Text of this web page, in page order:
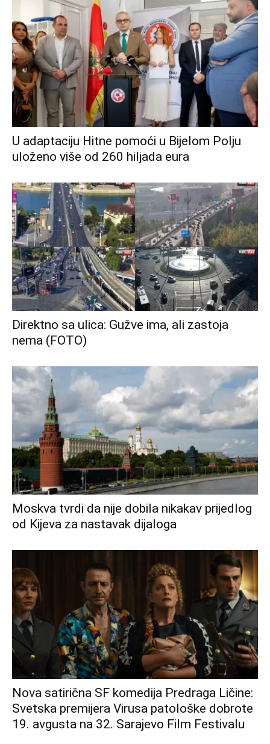
U adaptaciju Hitne pomoći u Bijelom Polju
uloženo više od 260 hiljada eura
Direktno sa ulica: Gužve ima, ali zastoja
nema (FOTO)
Moskva tvrdi da nije dobila nikakav prijedlog
od Kijeva za nastavak dijaloga
Nova satirična SF komedija Predraga Ličine:
Svetska premijera Virusa patološke dobrote
19. avgusta na 32. Sarajevo Film Festivalu